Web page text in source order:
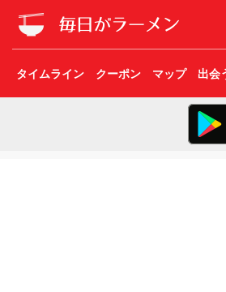
タイムライン クーポン マップ 出会